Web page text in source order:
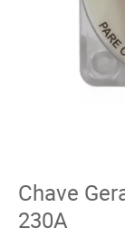
Chave
230A